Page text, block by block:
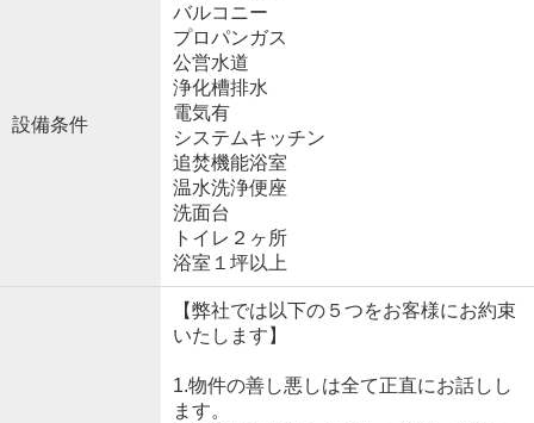
設備条件
バルコニー
プロパンガス
公営水道
浄化槽排水
電気有
システムキッチン
追焚機能浴室
温水洗浄便座
洗面台
トイレ２ヶ所
浴室１坪以上
【弊社では以下の５つをお客様にお約束
いたします】
1.物件の善し悪しは全て正直にお話しし
ます。